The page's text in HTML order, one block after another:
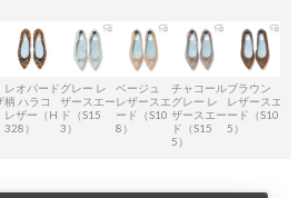
レオパード
柄 ハラコ
レザー（H
328）
グレー レ
ザースエー
ド（S15
3）
ベージュ
レザースエ
ード（S10
8）
チャコール
グレー レ
ザースエー
ド（S15
5）
ブラウン
レザースエ
ード（S10
5）